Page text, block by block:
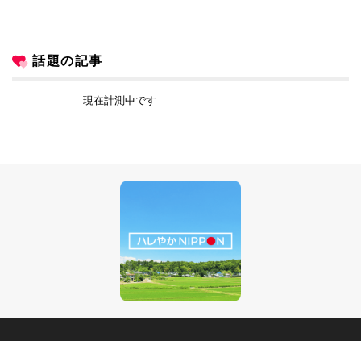
話題の記事
現在計測中です